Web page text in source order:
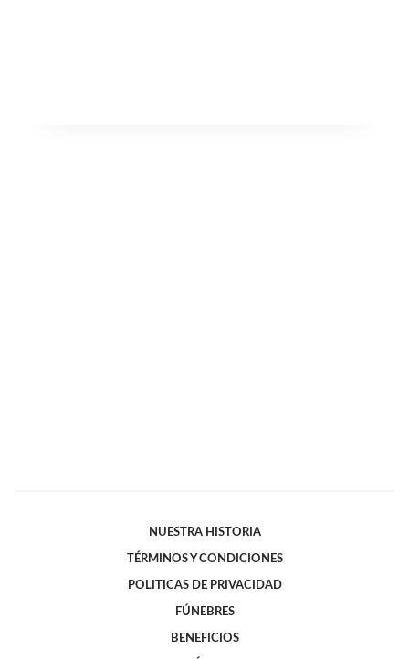
NUESTRA HISTORIA
TÉRMINOS Y CONDICIONES
POLITICAS DE PRIVACIDAD
FÚNEBRES
BENEFICIOS